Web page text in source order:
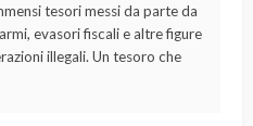
tesori messi da parte da
evasori fiscali e altre figure
illegali. Un tesoro che